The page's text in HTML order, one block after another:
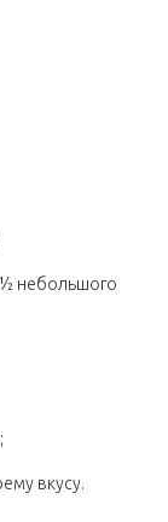
½ небольшого
вкусу.